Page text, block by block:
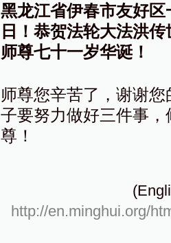
黑龙江省伊春市友好
日！恭贺法轮大法洪
师尊七十一岁华诞！
师尊您辛苦了，谢谢
子要努力做好三件事
尊！
http://en.minghui.org/